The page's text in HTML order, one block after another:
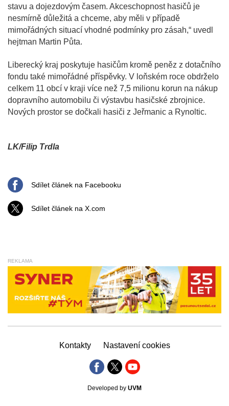
stavu a dojezdovým časem. Akceschopnost hasičů je
nesmírně důležitá a chceme, aby měli v případě
mimořádných situací vhodné podmínky pro zásah,“ uvedl
hejtman Martin Půta.
Liberecký kraj poskytuje hasičům kromě peněz z dotačního
fondu také mimořádné příspěvky. V loňském roce obdrželo
celkem 11 obcí v kraji více než 7,5 milionu korun na nákup
dopravního automobilu či výstavbu hasičské zbrojnice.
Nových prostor se dočkali hasiči z Jeřmanic a Rynoltic.
LK/Filip Trdla
Sdílet článek na Facebooku
Sdílet článek na X.com
REKLAMA
Kontakty Nastavení cookies
Developed by UVM